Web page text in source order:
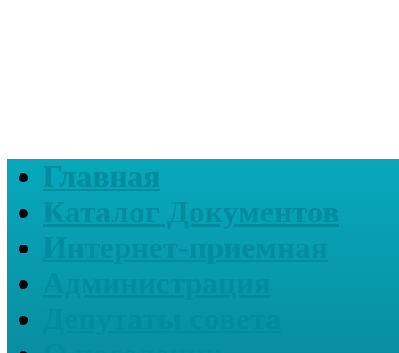
Главная
Каталог Документов